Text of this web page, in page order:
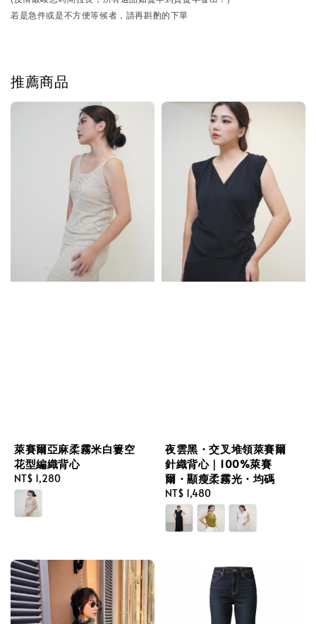
若是急件或是不方便等候者，請再斟酌的下單
推薦商品
萊賽爾亞麻柔霧米白簍空
花型編織背心
Regular
price
NT$ 1,280
夜雲黑・交叉堆領萊賽爾
針織背心｜100%萊賽
爾・顯瘦柔霧光・均碼
Regular
price
NT$ 1,480